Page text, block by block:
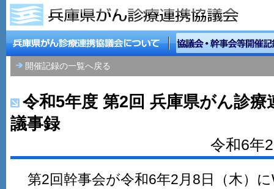
開催記録の一覧へ戻る
令和5年度 第2回 兵庫県がん診
議事録
令和6年
第2回幹事会が令和6年2月8日（木）